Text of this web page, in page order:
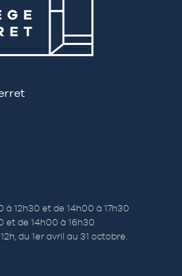
12h30 et de 14h00 à 17h30
et de 14h00 à 16h30
du 1er avril au 31 octobre.